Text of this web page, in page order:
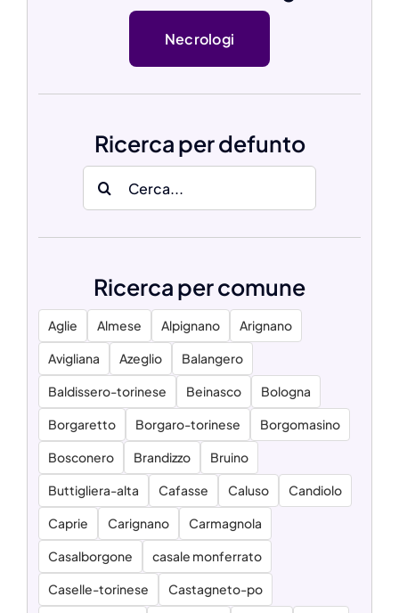
Necrologi
Ricerca per defunto
Search
for:
Ricerca per comune
Aglie Almese Alpignano Arignano
Avigliana Azeglio Balangero
Baldissero-torinese Beinasco Bologna
Borgaretto Borgaro-torinese Borgomasino
Bosconero Brandizzo Bruino
Buttigliera-alta Cafasse Caluso Candiolo
Caprie Carignano Carmagnola
Casalborgone casale monferrato
Caselle-torinese Castagneto-po